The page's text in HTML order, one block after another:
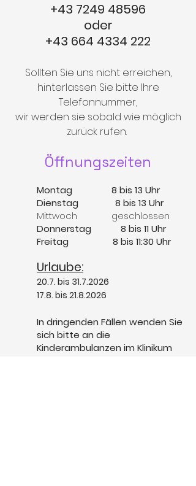
+43 7249 48596
oder
+43 664 4334 222
Sollten Sie uns nicht erreichen,
hinterlassen Sie bitte Ihre
Telefonnummer,
wir werden sie sobald wie möglich
zurück rufen.
Öffnungszeiten
Montag 8 bis 13 Uhr
Dienstag 8 bis 13 Uhr
Mittwoch geschlossen
Donnerstag 8 bis 11 Uhr
Freitag 8 bis 11:30 Uhr
Urlaube:
20.7. bis 31.7.2026
17.8. bis 21.8.2026
In dringenden Fällen wenden Sie
sich bitte an die
Kinderambulanzen im Klinikum